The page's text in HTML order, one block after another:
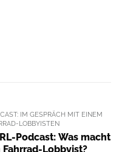
IM GESPRÄCH MIT EINEM
LOBBYISTEN
Podcast: Was macht
Fahrrad-Lobbyist?